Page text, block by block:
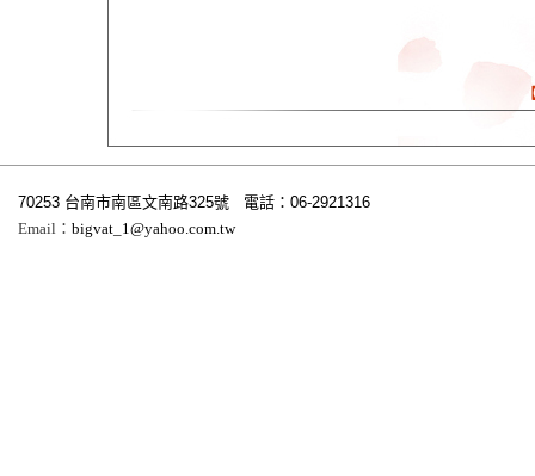
70253 台南市南區文南路325號 電話：06-2921316
Email： bigvat_1@yahoo.com.tw